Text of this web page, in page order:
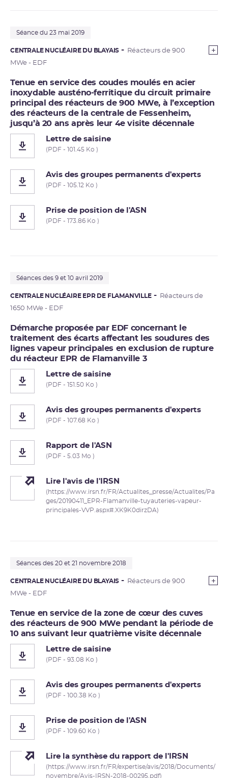
Séance du 23 mai 2019
CENTRALE NUCLÉAIRE DU BLAYAIS
Réacteurs de 900
MWe - EDF
Tenue en service des coudes moulés en acier
inoxydable austéno-ferritique du circuit primaire
principal des réacteurs de 900 MWe, à l’exception
des réacteurs de la centrale de Fessenheim,
jusqu’à 20 ans après leur 4e visite décennale
Lettre de saisine
(PDF - 101.45 Ko )
Avis des groupes permanents d'experts
(PDF - 105.12 Ko )
Prise de position de l'ASN
(PDF - 173.86 Ko )
Séances des 9 et 10 avril 2019
CENTRALE NUCLÉAIRE EPR DE FLAMANVILLE
Réacteurs de
1650 MWe - EDF
Démarche proposée par EDF concernant le
traitement des écarts affectant les soudures des
lignes vapeur principales en exclusion de rupture
du réacteur EPR de Flamanville 3
Lettre de saisine
(PDF - 151.50 Ko )
Avis des groupes permanents d'experts
(PDF - 107.68 Ko )
Rapport de l'ASN
(PDF - 5.03 Mo )
Lire l'avis de l'IRSN
(https://www.irsn.fr/FR/Actualites_presse/Actualites/Pa
ges/20190411_EPR-Flamanville-tuyauteries-vapeur-
principales-VVP.aspx#.XK9K0dirzDA)
Séances des 20 et 21 novembre 2018
CENTRALE NUCLÉAIRE DU BLAYAIS
Réacteurs de 900
MWe - EDF
Tenue en service de la zone de cœur des cuves
des réacteurs de 900 MWe pendant la période de
10 ans suivant leur quatrième visite décennale
Lettre de saisine
(PDF - 93.08 Ko )
Avis des groupes permanents d'experts
(PDF - 100.38 Ko )
Prise de position de l'ASN
(PDF - 109.60 Ko )
Lire la synthèse du rapport de l'IRSN
(https://www.irsn.fr/FR/expertise/avis/2018/Documents/
novembre/Avis-IRSN-2018-00295.pdf)